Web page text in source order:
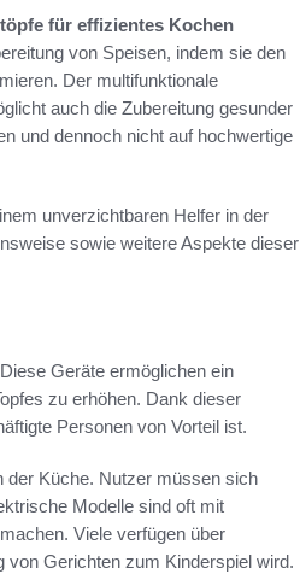
für effizientes Kochen
von Speisen, indem sie den
Der multifunktionale
auch die Zubereitung gesunder
und dennoch nicht auf hochwertige
unverzichtbaren Helfer in der
sowie weitere Aspekte dieser
Geräte ermöglichen ein
zu erhöhen. Dank dieser
Personen von Vorteil ist.
der Küche. Nutzer müssen sich
Modelle sind oft mit
Viele verfügen über
Gerichten zum Kinderspiel wird.